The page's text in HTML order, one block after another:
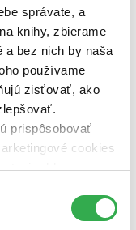
správate, a
knihy, zbierame
a bez nich by naša
používame
zisťovať, ako
prispôsobovať
cookies
reklamy.
všetky tieto
väzba1